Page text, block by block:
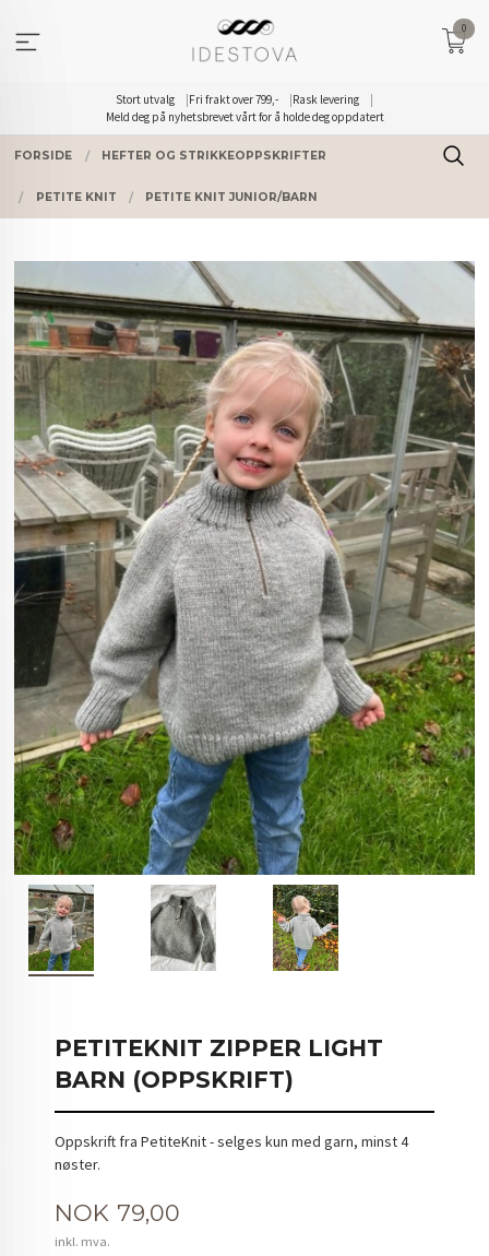
innholdet
Stort utvalg Fri frakt over 799,-
Rask levering
Meld deg på nyhetsbrevet vårt for å holde deg oppdatert
0
FORSIDE HEFTER OG STRIKKEOPPSKRIFTER
PETITE KNIT PETITE KNIT JUNIOR/BARN
PETITEKNIT ZIPPER LIGHT
BARN (OPPSKRIFT)
Oppskrift fra PetiteKnit - selges kun med garn, minst 4
nøster.
Pris
NOK 79,00
inkl. mva.